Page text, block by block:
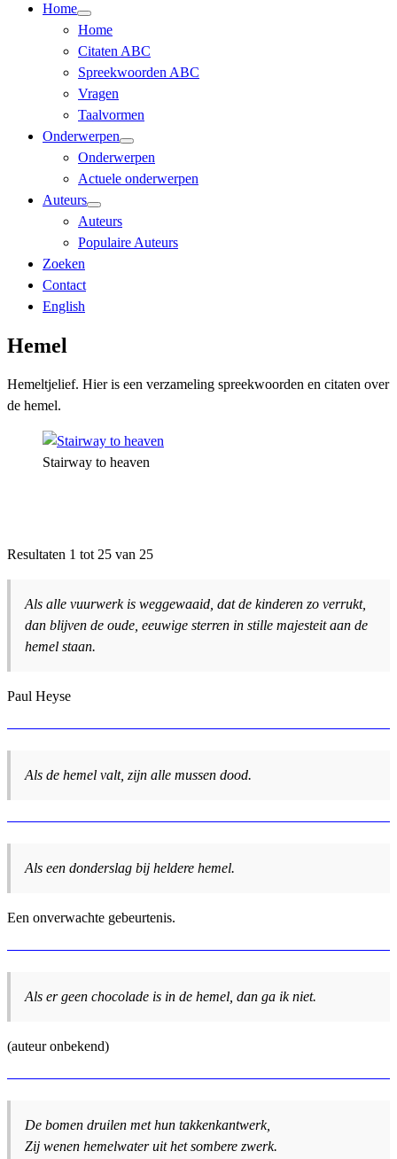
Home
Home
Citaten ABC
Spreekwoorden ABC
Vragen
Taalvormen
Onderwerpen
Onderwerpen
Actuele onderwerpen
Auteurs
Auteurs
Populaire Auteurs
Zoeken
Contact
English
Hemel
Hemeltjelief. Hier is een verzameling spreekwoorden en citaten over
de hemel.
Stairway to heaven
Resultaten 1 tot 25 van 25
Als alle vuurwerk is weggewaaid, dat de kinderen zo verrukt,
dan blijven de oude, eeuwige sterren in stille majesteit aan de
hemel staan.
Paul Heyse
Als de hemel valt, zijn alle mussen dood.
Als een donderslag bij heldere hemel.
Een onverwachte gebeurtenis.
Als er geen chocolade is in de hemel, dan ga ik niet.
(auteur onbekend)
De bomen druilen met hun takkenkantwerk,
Zij wenen hemelwater uit het sombere zwerk.